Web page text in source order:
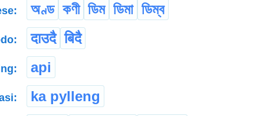
অণ্ড কণী ডিম ডিমা ডিম্ব
दाउदै बिदै
api
ka pylleng